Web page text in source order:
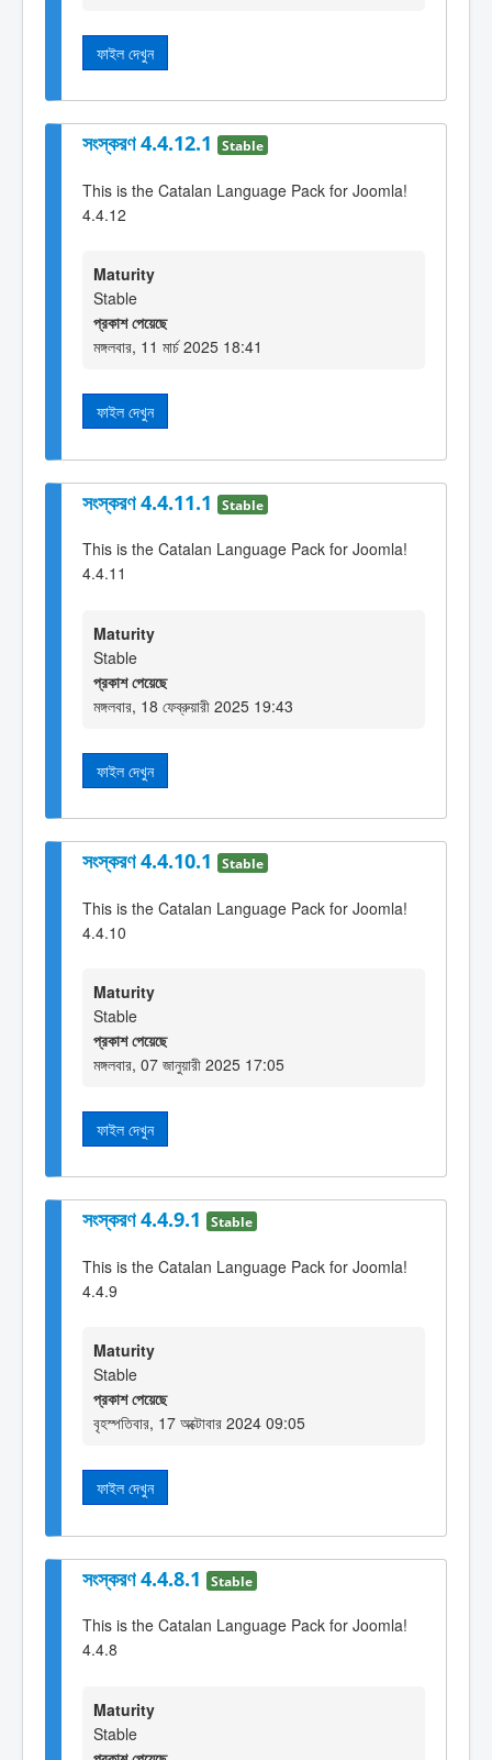
ফাইল দেখুন
সংস্করণ 4.4.12.1 Stable
This is the Catalan Language Pack for Joomla!
4.4.12
Maturity
Stable
প্রকাশ পেয়েছে
মঙ্গলবার, 11 মার্চ 2025 18:41
ফাইল দেখুন
সংস্করণ 4.4.11.1 Stable
This is the Catalan Language Pack for Joomla!
4.4.11
Maturity
Stable
প্রকাশ পেয়েছে
মঙ্গলবার, 18 ফেব্রুয়ারী 2025 19:43
ফাইল দেখুন
সংস্করণ 4.4.10.1 Stable
This is the Catalan Language Pack for Joomla!
4.4.10
Maturity
Stable
প্রকাশ পেয়েছে
মঙ্গলবার, 07 জানুয়ারী 2025 17:05
ফাইল দেখুন
সংস্করণ 4.4.9.1 Stable
This is the Catalan Language Pack for Joomla!
4.4.9
Maturity
Stable
প্রকাশ পেয়েছে
বৃহস্পতিবার, 17 অক্টোবার 2024 09:05
ফাইল দেখুন
সংস্করণ 4.4.8.1 Stable
This is the Catalan Language Pack for Joomla!
4.4.8
Maturity
Stable